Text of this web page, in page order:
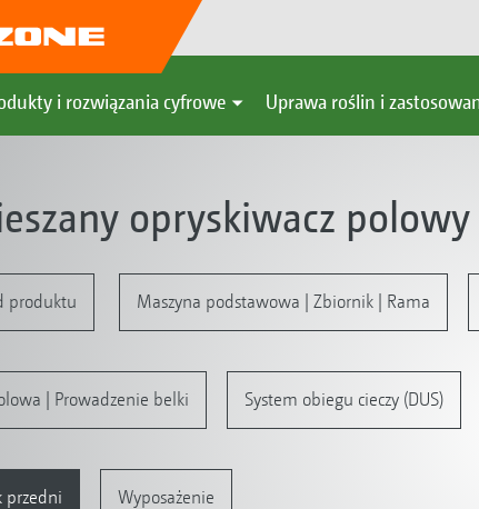
i rozwiązania cyfrowe Uprawa roślin i
opryskiwacz polowy
produktu Maszyna podstawowa | Zbiornik | Rama
| Prowadzenie belki System obiegu cieczy (DUS)
przedni Wyposażenie